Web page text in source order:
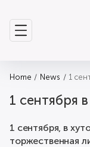
Home News 1
1 сентября
1 сентября, в
торжественная